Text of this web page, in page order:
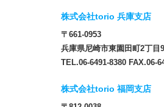
株式会社torio 兵庫支店
〒661-0953
兵庫県尼崎市東園田町2丁
TEL.06-6491-8380 FAX.06-
株式会社torio 福岡支店